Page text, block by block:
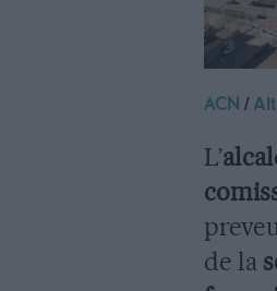
ACN /
L’
de la